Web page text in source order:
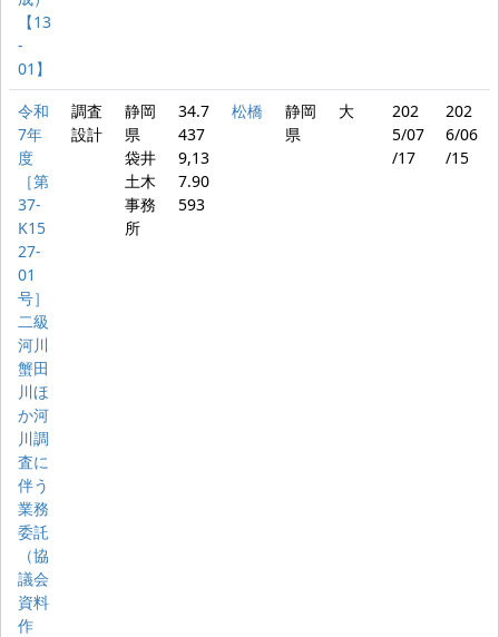
【13
‐
01】
令和
7年
度
［第
37‐
K15
27‐
01
号］
二級
河川
蟹田
川ほ
か河
川調
査に
伴う
業務
委託
（協
議会
資料
作
調査
設計
静岡
県
袋井
土木
事務
所
34.7
437
9,13
7.90
593
松橋
静岡
県
大
202
5/07
/17
202
6/06
/15